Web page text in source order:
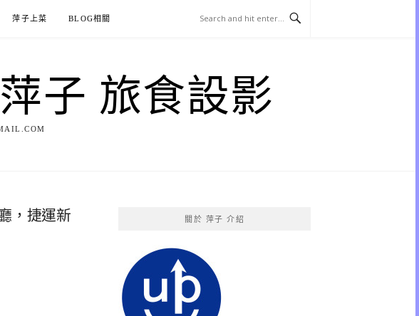
萍子上菜 BLOG相關
萍子 旅食設影
，捷運新
關於 萍子 介紹